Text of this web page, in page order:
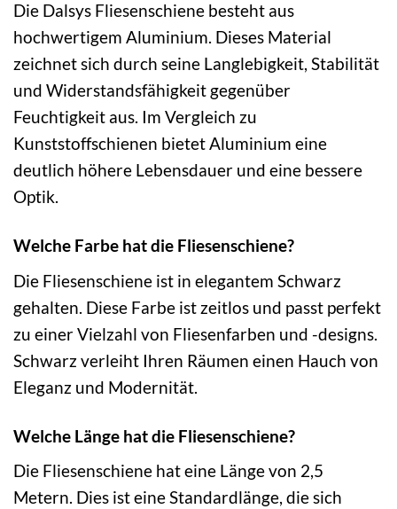
Die Dalsys Fliesenschiene besteht aus
hochwertigem Aluminium. Dieses Material
zeichnet sich durch seine Langlebigkeit, Stabilität
und Widerstandsfähigkeit gegenüber
Feuchtigkeit aus. Im Vergleich zu
Kunststoffschienen bietet Aluminium eine
deutlich höhere Lebensdauer und eine bessere
Optik.
Welche Farbe hat die Fliesenschiene?
Die Fliesenschiene ist in elegantem Schwarz
gehalten. Diese Farbe ist zeitlos und passt perfekt
zu einer Vielzahl von Fliesenfarben und -designs.
Schwarz verleiht Ihren Räumen einen Hauch von
Eleganz und Modernität.
Welche Länge hat die Fliesenschiene?
Die Fliesenschiene hat eine Länge von 2,5
Metern. Dies ist eine Standardlänge, die sich